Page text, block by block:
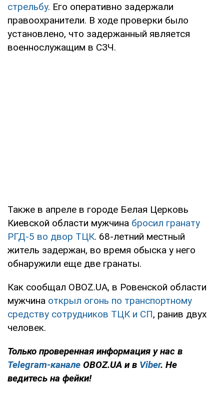
стрельбу. Его оперативно задержали
правоохранители. В ходе проверки было
установлено, что задержанный является
военнослужащим в СЗЧ.
Также в апреле в городе Белая Церковь
Киевской области мужчина бросил гранату
РГД-5 во двор ТЦК. 68-летний местный
житель задержан, во время обыска у него
обнаружили еще две гранаты.
Как сообщал OBOZ.UA, в Ровенской области
мужчина открыл огонь по транспортному
средству сотрудников ТЦК и СП, ранив двух
человек.
Только проверенная информация у нас в
Telegram-канале OBOZ.UA и в Viber. Не
ведитесь на фейки!